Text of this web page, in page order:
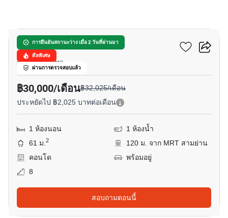
การยืนยันสถานะว่าง เมื่อ 2 วันที่ผ่านมา
ดีลพิเศษ
ผ่านการตรวจสอบแล้ว
จามจุรี เรสซิเดนซ์
จุฬา, กรุงเทพ
฿30,000/เดือน฿32,025/เดือน
ประหยัดไป ฿2,025 บาทต่อเดือน
1 ห้องนอน
1 ห้องน้ำ
61 ม.2
120 ม. จาก MRT สามย่าน
คอนโด
พร้อมอยู่
8
สอบถามตอนนี้